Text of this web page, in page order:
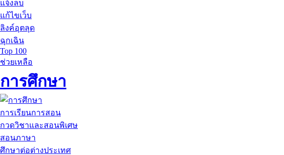
แจ้งลบ
แก้ไขเว็บ
ลิงค์อุตลุด
ฉุกเฉิน
Top 100
ช่วยเหลือ
การศึกษา
การเรียนการสอน
กวดวิชาและสอนพิเศษ
สอนภาษา
ศึกษาต่อต่างประเทศ